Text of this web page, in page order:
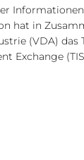
hat in
(VDA) das
Exchange